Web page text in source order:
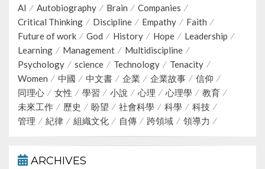
AI Autobiography Brain
Companies
Critical Thinking
Discipline Empathy
Faith
Future of work
God History Hope
Leadership
Learning
Management
Multidiscipline
Psychology
science Technology
Tenacity
Women
中國 中文書 企業 企業故事
信仰
同理心
女性 學習 小說 心理 心理學
教育
未來工作
歷史 盼望 社會科學 科學
科技
管理
紀律 組織文化 自傳 跨領域 領導力
ARCHIVES